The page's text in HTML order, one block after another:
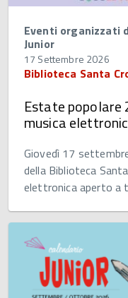
Eventi organizzati
Junior
17 Settembre 2026
Biblioteca Santa
Estate popolare
musica
Giovedì 17
della Biblioteca
elettronica aperto